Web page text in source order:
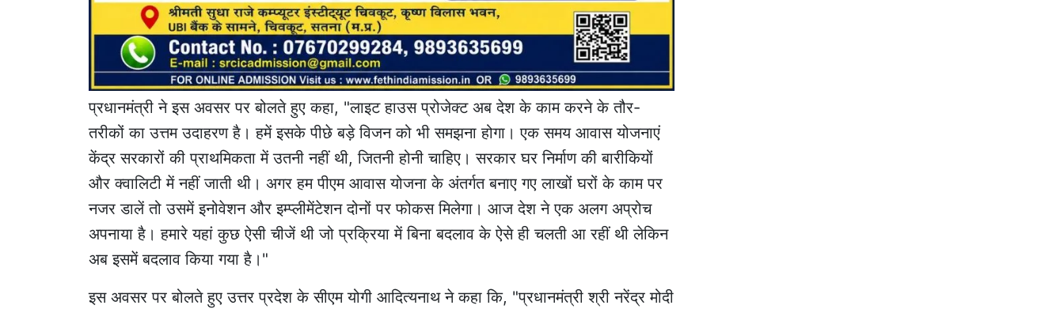
प्रधानमंत्री ने इस अवसर पर बोलते हुए कहा, "लाइट हाउस प्रोजेक्ट अब देश के काम करने के तौर-
तरीकों का उत्तम उदाहरण है। हमें इसके पीछे बड़े विजन को भी समझना होगा। एक समय आवास योजनाएं
केंद्र सरकारों की प्राथमिकता में उतनी नहीं थी, जितनी होनी चाहिए। सरकार घर निर्माण की बारीकियों
और क्वालिटी में नहीं जाती थी। अगर हम पीएम आवास योजना के अंतर्गत बनाए गए लाखों घरों के काम पर
नजर डालें तो उसमें इनोवेशन और इम्प्लीमेंटेशन दोनों पर फोकस मिलेगा। आज देश ने एक अलग अप्रोच
अपनाया है। हमारे यहां कुछ ऐसी चीजें थी जो प्रक्रिया में बिना बदलाव के ऐसे ही चलती आ रहीं थी लेकिन
अब इसमें बदलाव किया गया है।"
इस अवसर पर बोलते हुए उत्तर प्रदेश के सीएम योगी आदित्यनाथ ने कहा कि, "प्रधानमंत्री श्री नरेंद्र मोदी